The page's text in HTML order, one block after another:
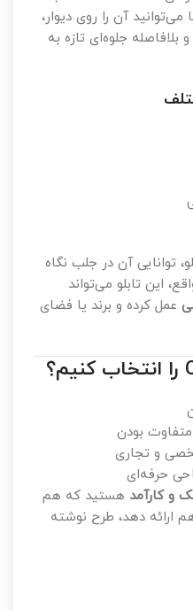
آن را روی دیوار،
جلوه‌ای تازه به
توانایی آن در جلب نگاه
این تابلو می‌تواند
عمل کرده و برند یا فضای
بودن
و تجاری
حرفه‌ای
و کارآمد هستید که هم
ارائه دهد، طرح نوشته